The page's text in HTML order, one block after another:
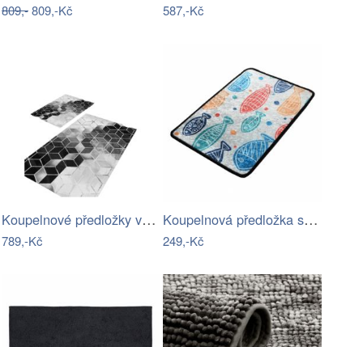
809,-809,-Kč 587,-Kč
Koupelnové předložky v sadě 2 ks Optic5…
789,-Kč
Koupelnová předložka s motivem…
249,-Kč